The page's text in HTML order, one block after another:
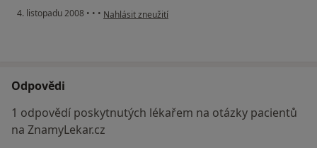
4. listopadu 2008 • • • podle názoru uživatele anonim
Nahlásit zneužití
Odpovědi
1 odpovědí poskytnutých lékařem na otázky pacientů
na ZnamyLekar.cz